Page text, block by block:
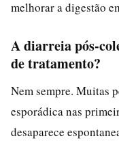
melhorar a digestão
A diarreia pós-
de tratamento?
Nem sempre. Muitas
esporádica nas
desaparece